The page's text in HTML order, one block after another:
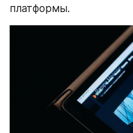
платформы.